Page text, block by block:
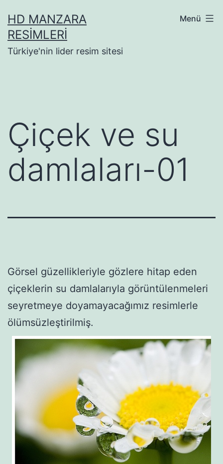
geçHD MANZARA
RESIMLERI
Türkiye'nin lider resim sitesi
Menü
Çiçek ve su
damlaları-01
Görsel güzellikleriyle gözlere hitap eden
çiçeklerin su damlalarıyla görüntülenmeleri
seyretmeye doyamayacağımız resimlerle
ölümsüzleştirilmiş.